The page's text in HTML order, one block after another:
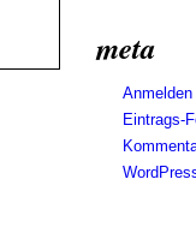
meta
Anmelden
Eintrags-